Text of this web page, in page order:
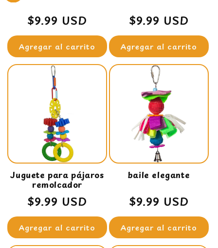
Precio
habitual
$9.99 USD
Agregar al carrito
Precio
habitual
$9.99 USD
Agregar al carrito
Juguete para pájaros
remolcador
Precio
habitual
$9.99 USD
Agregar al carrito
baile elegante
Precio
habitual
$9.99 USD
Agregar al carrito